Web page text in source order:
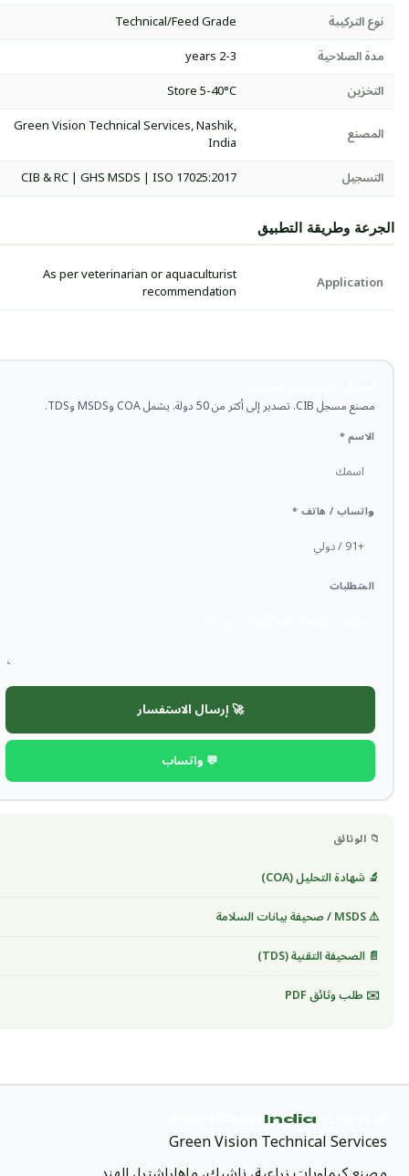
نوع التركيبة
Technical/Feed Grade
مدة الصلاحية
2-3 years
التخزين
Store 5-40°C
المصنع
Green Vision Technical Services, Nashik,
India
التسجيل
CIB & RC | GHS MSDS | ISO 17025:2017
الجرعة وطريقة التطبيق
Application
As per veterinarian or aquaculturist
recommendation
مصنع مسجل CIB. تصدير إلى أكثر من 50 دولة. يشمل COA وMSDS وTDS.
الاسم *
واتساب / هاتف *
المتطلبات
🚀 إرسال الاستفسار
💬 واتساب
📁 الوثائق
🔬 شهادة التحليل (COA)
⚠️ MSDS / صحيفة بيانات السلامة
📄 الصحيفة التقنية (TDS)
✉️ طلب وثائق PDF
India
Green Vision Technical Services